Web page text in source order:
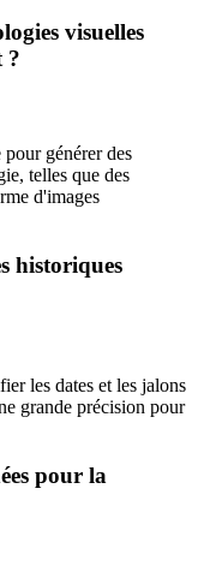
visuelles
?
générer des
telles que des
d'images
historiques
les dates et les jalons
grande précision pour
pour la